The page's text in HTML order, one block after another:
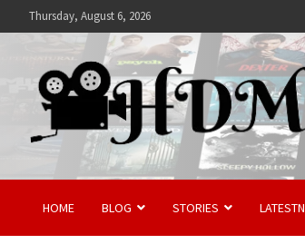
Thursday, August 6, 2026
Hdmovies
HOME BLOG STORIES